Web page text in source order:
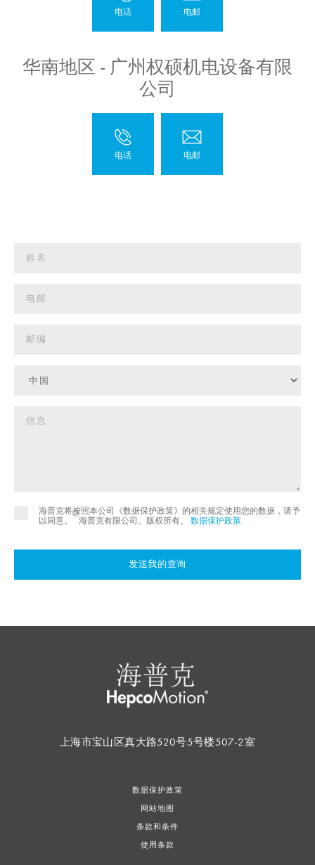
华南地区 - 广州权硕机电设备有限
公司
海普克将按照本公司《数据保护政策》的相关规定使用您的数据，请予
以同意。
©
海普克有限公司。版权所有。 数据保护政策.
发送我的查询
上海市宝山区真大路520号5号楼507-2室
数据保护政策
网站地图
条款和条件
使用条款